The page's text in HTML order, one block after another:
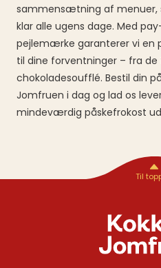
sammensætning af menuer,
klar alle ugens dage. Med
pejlemærke garanterer vi en
til dine forventninger – fra de
chokoladesoufflé. Bestil din
Jomfruen i dag og lad os
mindeværdig påskefrokost ud